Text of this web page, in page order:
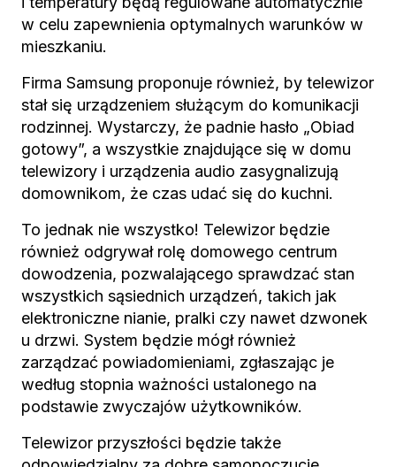
w celu zapewnienia optymalnych warunków w
mieszkaniu.
Firma Samsung proponuje również, by telewizor
stał się urządzeniem służącym do komunikacji
rodzinnej. Wystarczy, że padnie hasło „Obiad
gotowy”, a wszystkie znajdujące się w domu
telewizory i urządzenia audio zasygnalizują
domownikom, że czas udać się do kuchni.
To jednak nie wszystko! Telewizor będzie
również odgrywał rolę domowego centrum
dowodzenia, pozwalającego sprawdzać stan
wszystkich sąsiednich urządzeń, takich jak
elektroniczne nianie, pralki czy nawet dzwonek
u drzwi. System będzie mógł również
zarządzać powiadomieniami, zgłaszając je
według stopnia ważności ustalonego na
podstawie zwyczajów użytkowników.
Telewizor przyszłości będzie także